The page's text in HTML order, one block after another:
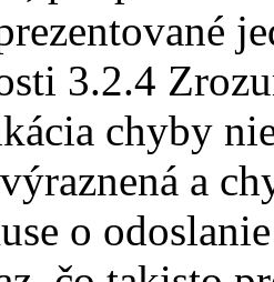
3.2.4
chyby
a
o